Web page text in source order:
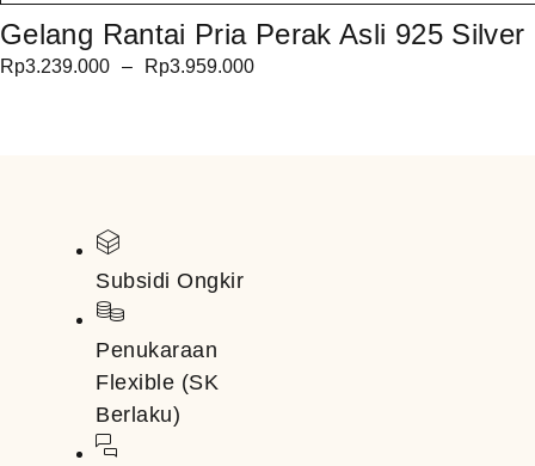
Gelang Rantai Pria Perak Asli 925
Rp3.239.000 – Rp3.959.000
Subsidi Ongkir
Penukaraan
Flexible (SK
Berlaku)